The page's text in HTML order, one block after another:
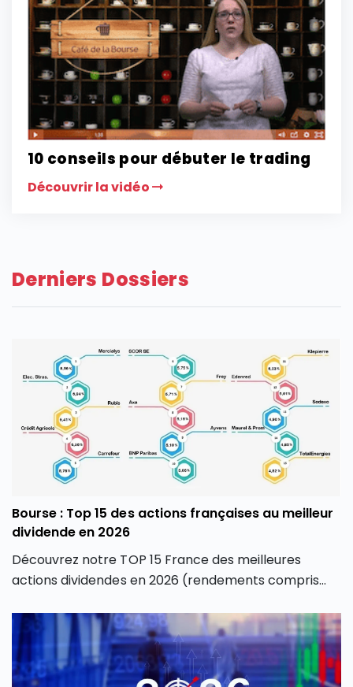
10 conseils pour débuter le trading
Découvrir la vidéo
Derniers Dossiers
Bourse : Top 15 des actions françaises au meilleur
dividende en 2026
Découvrez notre TOP 15 France des meilleures
actions dividendes en 2026 (rendements compris
globale de l’action positive sur un an.